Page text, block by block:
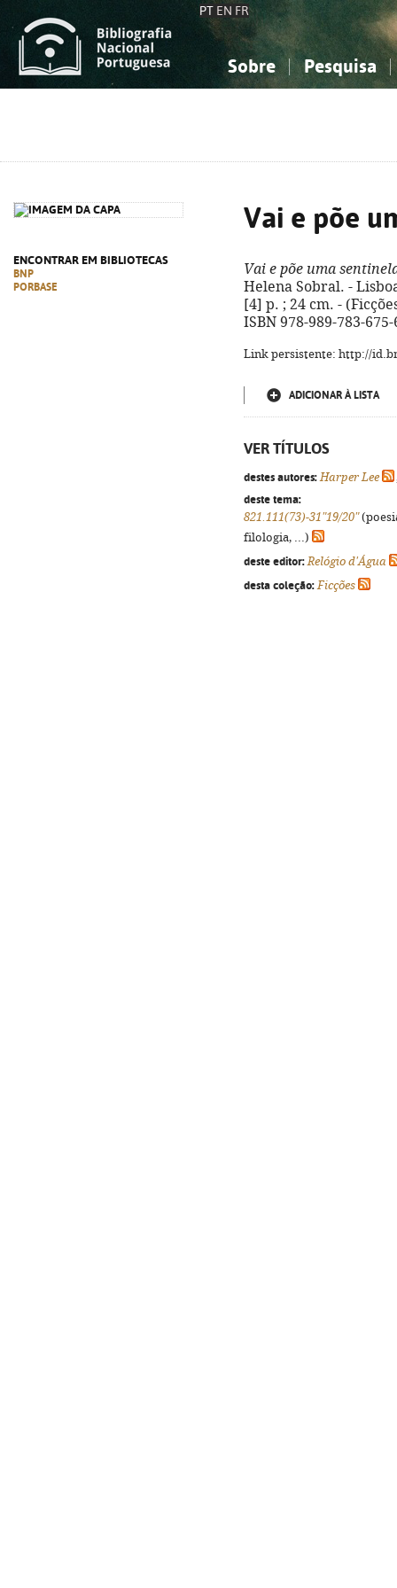
PT EN FR
Sobre Pesquisa
ENCONTRAR EM BIBLIOTECAS
BNP
PORBASE
Vai e põe
Vai e põe uma
Helena Sobral. -
[4] p. ; 24 cm. -
ISBN 978-989-783-675-
Link persistente: http://
ADICIONAR À LISTA
VER TÍTULOS
destes autores: Harper Lee
deste tema:
821.111(73)-31"19/20"
filologia, ...)
deste editor: Relógio d'Água
desta coleção: Ficções